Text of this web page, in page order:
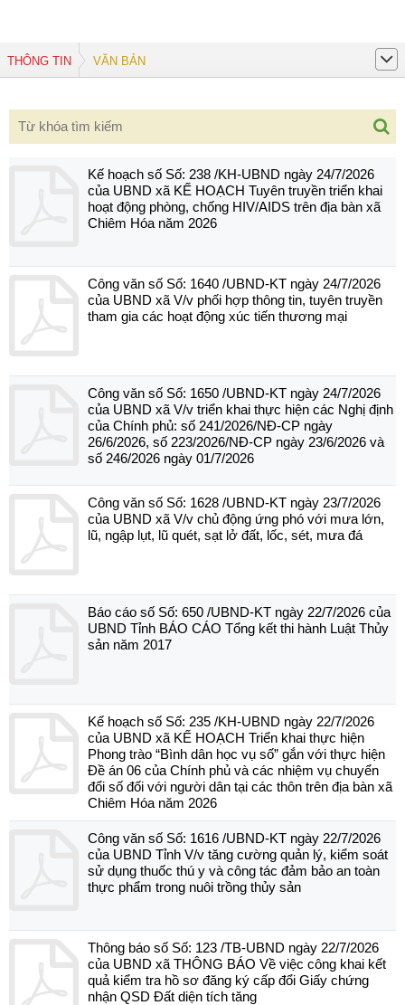
THÔNG TIN VĂN BẢN
Kế hoạch số Số: 238 /KH-UBND ngày 24/7/2026
của UBND xã KẾ HOẠCH Tuyên truyền triển khai
hoạt động phòng, chống HIV/AIDS trên địa bàn xã
Chiêm Hóa năm 2026
Công văn số Số: 1640 /UBND-KT ngày 24/7/2026
của UBND xã V/v phối hợp thông tin, tuyên truyền
tham gia các hoạt động xúc tiến thương mại
Công văn số Số: 1650 /UBND-KT ngày 24/7/2026
của UBND xã V/v triển khai thực hiện các Nghị định
của Chính phủ: số 241/2026/NĐ-CP ngày
26/6/2026, số 223/2026/NĐ-CP ngày 23/6/2026 và
số 246/2026 ngày 01/7/2026
Công văn số Số: 1628 /UBND-KT ngày 23/7/2026
của UBND xã V/v chủ động ứng phó với mưa lớn,
lũ, ngập lụt, lũ quét, sạt lở đất, lốc, sét, mưa đá
Báo cáo số Số: 650 /UBND-KT ngày 22/7/2026 của
UBND Tỉnh BÁO CÁO Tổng kết thi hành Luật Thủy
sản năm 2017
Kế hoạch số Số: 235 /KH-UBND ngày 22/7/2026
của UBND xã KẾ HOẠCH Triển khai thực hiện
Phong trào “Bình dân học vụ số” gắn với thực hiện
Đề án 06 của Chính phủ và các nhiệm vụ chuyển
đổi số đối với người dân tại các thôn trên địa bàn xã
Chiêm Hóa năm 2026
Công văn số Số: 1616 /UBND-KT ngày 22/7/2026
của UBND Tỉnh V/v tăng cường quản lý, kiểm soát
sử dụng thuốc thú y và công tác đảm bảo an toàn
thực phẩm trong nuôi trồng thủy sản
Thông báo số Số: 123 /TB-UBND ngày 22/7/2026
của UBND xã THÔNG BÁO Về việc công khai kết
quả kiểm tra hồ sơ đăng ký cấp đổi Giấy chứng
nhận QSD Đất diện tích tăng